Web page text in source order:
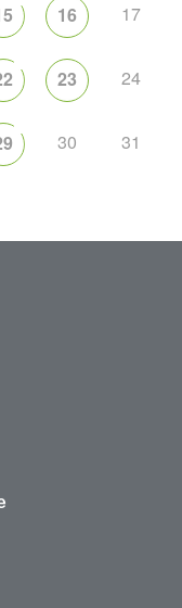
16 17
23 24
30 31